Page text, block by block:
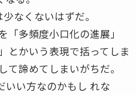
なくないはずだ。
多頻度小口化の進展」
とかいう表現で括ってしま
て諦めてしまいがちだ。
いい方なのかもし れな